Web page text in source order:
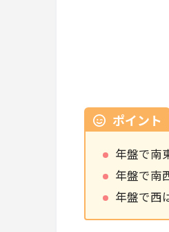
ポイント
年盤で南
年盤で南
年盤で西